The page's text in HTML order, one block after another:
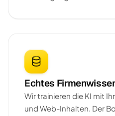
Echtes
Wir trainieren die KI mit
und Web-Inhalten. Der